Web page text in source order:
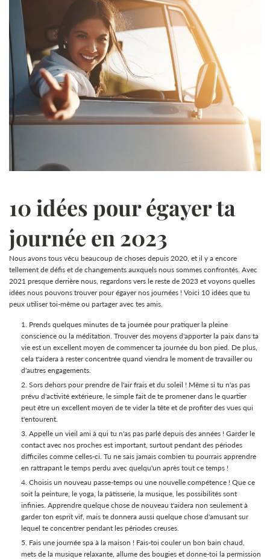
10 idées pour égayer ta
journée en 2023
Nous avons tous vécu beaucoup de choses depuis 2020, et il y a encore
tellement de défis et de changements auxquels nous sommes confrontés. Avec
2021 presque derrière nous, regardons vers le reste de 2023 et voyons quelles
idées nous pouvons trouver pour égayer nos journées ! Voici 10 idées que tu
peux utiliser toi-même ou partager avec tes amis.
Prends quelques minutes de ta journée pour pratiquer la pleine
conscience ou la méditation. Trouver des moyens d'apporter la paix dans ta
vie est un excellent moyen de commencer ta journée du bon pied. De plus,
cela t'aidera à rester concentrée quand viendra le moment de travailler ou
d'autres engagements.
Sors dehors pour prendre de l'air frais et du soleil ! Même si tu n'as pas
prévu d'activité extérieure, le simple fait de te promener dans le quartier
peut être un excellent moyen de te vider la tête et de profiter des vues qui
t'entourent.
Appelle un vieil ami à qui tu n'as pas parlé depuis des années ! Garder le
contact avec nos proches est important, surtout pendant des périodes
difficiles comme celles-ci. Tu ne sais jamais combien tu pourrais apprendre
en rattrapant le temps perdu avec quelqu'un après tout ce temps !
Choisis un nouveau passe-temps ou une nouvelle compétence ! Que ce
soit la peinture, le yoga, la pâtisserie, la musique, les possibilités sont
infinies. Apprendre quelque chose de nouveau t'aidera non seulement à
garder ton esprit vif, mais te donnera aussi quelque chose d'amusant sur
lequel te concentrer pendant les périodes creuses.
Fais une journée spa à la maison ! Fais-toi couler un bon bain chaud,
mets de la musique relaxante, allume des bougies et donne-toi la permission